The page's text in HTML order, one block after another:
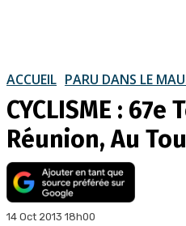
ACCUEIL PARU DANS LE
CYCLISME : 67e
Réunion, Au
14 Oct 2013 18h00